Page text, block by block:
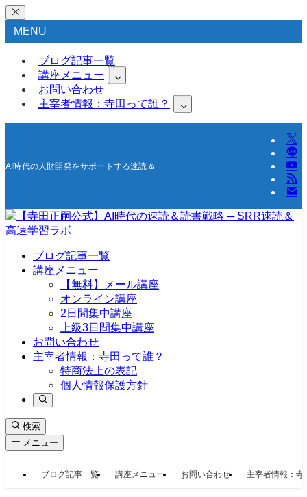
MENU
ブログ記事一覧
講座メニュー
お問い合わせ
主宰者情報：寺田って誰？
AI時代の人財開発をサポートする速読＆高速学習の研究所
ブログ記事一覧
講座メニュー
【無料】メール講座
オンライン講座
2日間集中講座
上級3日間集中講座
お問い合わせ
主宰者情報：寺田って誰？
特商法上の表記
個人情報保護方針
検索
メニュー
ブログ記事一覧 講座メニュー お問い合わせ 主宰者情報：寺